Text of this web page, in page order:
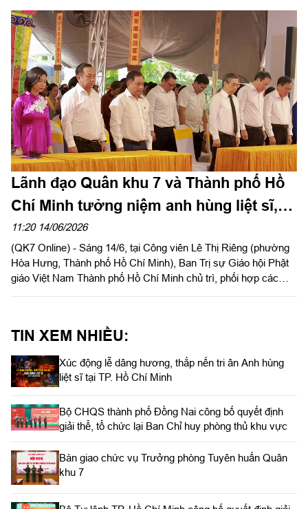
Lãnh đạo Quân khu 7 và Thành phố Hồ
Chí Minh tưởng niệm anh hùng liệt sĩ,
đồng bào yêu nước tại công viên Lê Thị
Riêng
11:20 14/06/2026
(QK7 Online) - Sáng 14/6, tại Công viên Lê Thị Riêng (phường
Hòa Hưng, Thành phố Hồ Chí Minh), Ban Trị sự Giáo hội Phật
giáo Việt Nam Thành phố Hồ Chí Minh chủ trì, phối hợp các
TIN XEM NHIỀU:
Xúc động lễ dâng hương, thắp nến tri ân Anh hùng
liệt sĩ tại TP. Hồ Chí Minh
Bộ CHQS thành phố Đồng Nai công bố quyết định
giải thể, tổ chức lại Ban Chỉ huy phòng thủ khu vực
Bàn giao chức vụ Trưởng phòng Tuyên huấn Quân
khu 7